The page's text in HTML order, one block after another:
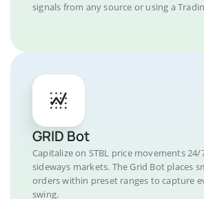
signals from any source or using a
GRID Bot
Capitalize on STBL price movements 24/
sideways markets. The Grid Bot places
orders within preset ranges to capture
swing.